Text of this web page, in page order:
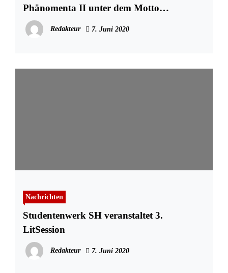
Phänomenta II unter dem Motto
„entdecken – erleben – verstehen“.
Redakteur 7. Juni 2020
Nachrichten
Studentenwerk SH veranstaltet 3.
LitSession
Redakteur 7. Juni 2020